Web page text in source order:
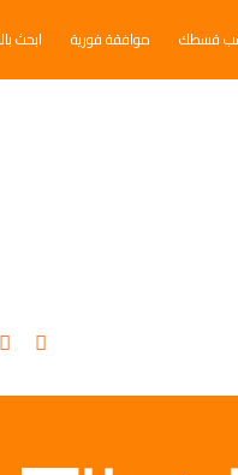
قسطك موافقة فورية ابحث